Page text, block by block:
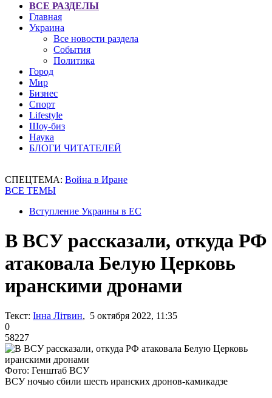
ВСЕ РАЗДЕЛЫ
Главная
Украина
Все новости раздела
События
Политика
Город
Мир
Бизнес
Спорт
Lifestyle
Шоу-биз
Наука
БЛОГИ ЧИТАТЕЛЕЙ
СПЕЦТЕМА: Война в Иране
ВСЕ ТЕМЫ
Вступление Украины в ЕС
В ВСУ рассказали, откуда РФ
атаковала Белую Церковь
иранскими дронами
Текст: Інна Літвин, 5 октября 2022, 11:35
0
58227
Фото: Генштаб ВСУ
ВСУ ночью сбили шесть иранских дронов-камикадзе